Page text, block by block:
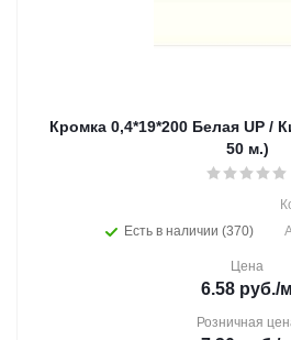
Кромка 0,4*19*200 Белая UP /
50 м.)
Есть в наличии (370)
Цена
6.58 руб./м
Розничная